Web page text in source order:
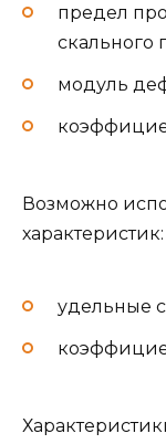
предел
скального
модуль
Возможно
характеристик:
удельные